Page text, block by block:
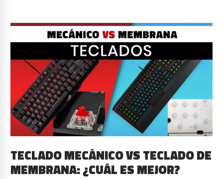
TECLADO MECÁNICO VS TECLADO DE
MEMBRANA: ¿CUÁL ES MEJOR?